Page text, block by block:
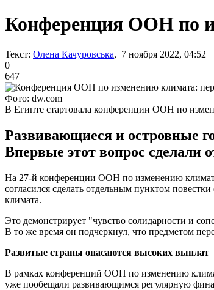
Конференция ООН по
Текст: Олена Качуровська, 7 ноября 2022, 04:52
0
647
Фото: dw.com
В Египте стартовала конференции ООН по
Развивающиеся и островные
Впервые этот вопрос сделали
На 27-й конференции ООН по изменению
согласился сделать отдельным пунктом
климата.
Это демонстрирует "чувство солидарности и
В то же время он подчеркнул, что предметом
Развитые страны опасаются высоких выплат
В рамках конференций ООН по изменению
уже пообещали развивающимся регулярную